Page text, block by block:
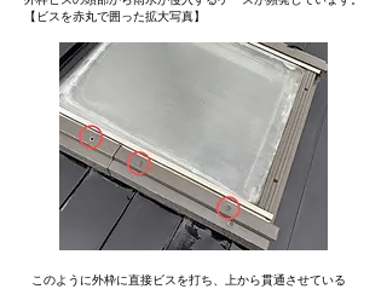
【ビスを赤丸で囲った拡大写真】
このように外枠に直接ビスを打ち、上から貫通させている